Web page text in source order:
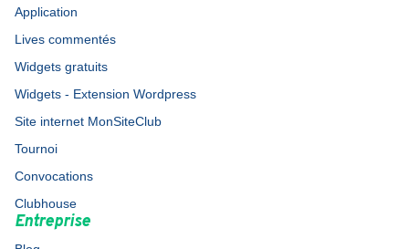
Application
Lives commentés
Widgets gratuits
Widgets - Extension Wordpress
Site internet MonSiteClub
Tournoi
Convocations
Clubhouse
Entreprise